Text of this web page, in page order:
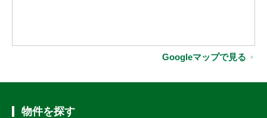
Googleマップで見る
物件を探す